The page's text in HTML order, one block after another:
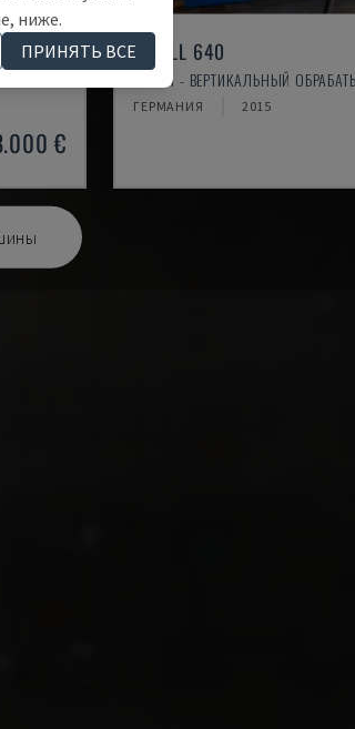
€
X-MILL 640
KNUTH - ВЕРТИКАЛЬНЫЙ
ГЕРМАНИЯ 2015
ниже.
ПРИНЯТЬ ВСЕ